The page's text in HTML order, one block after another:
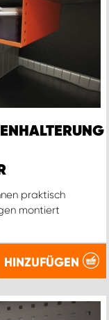
praktisch
montiert
HINZUFÜGEN